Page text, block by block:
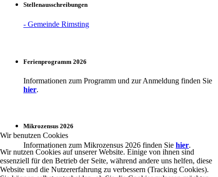
Stellenausschreibungen
- Gemeinde Rimsting
Ferienprogramm 2026
Informationen zum Programm und zur Anmeldung finden Sie
hier.
Mikrozensus 2026
Informationen zum Mikrozensus 2026 finden Sie hier.
Wir benutzen Cookies
Wir nutzen Cookies auf unserer Website. Einige von ihnen sind
essenziell für den Betrieb der Seite, während andere uns helfen, diese
Website und die Nutzererfahrung zu verbessern (Tracking Cookies).